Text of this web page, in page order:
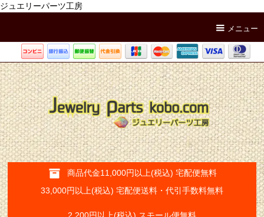
ジュエリーパーツ工房
メニュー
商品代金11,000円以上(税込) 宅配便無料
33,000円以上(税込) 宅配便送料・代引手数料無料
2,200円以上(税込) スモール便無料